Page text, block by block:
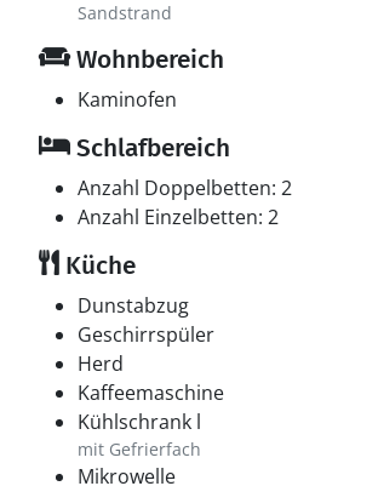
Sandstrand
Wohnbereich
Kaminofen
Schlafbereich
Anzahl Doppelbetten: 2
Anzahl Einzelbetten: 2
Küche
Dunstabzug
Geschirrspüler
Herd
Kaffeemaschine
Kühlschrank l
mit Gefrierfach
Mikrowelle